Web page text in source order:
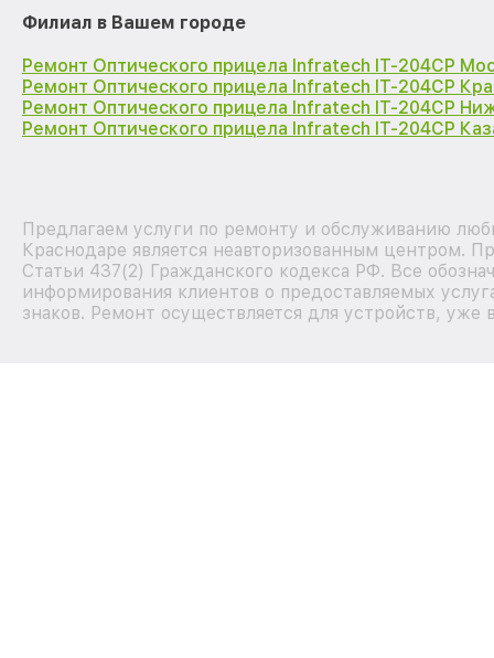
Филиал в Вашем городе
Ремонт Оптического прицела Infratech IT-204CP
Ремонт Оптического прицела Infratech IT-204CP
Ремонт Оптического прицела Infratech IT-204CP
Ремонт Оптического прицела Infratech IT-204CP
Предлагаем услуги по ремонту и обслуживанию
Краснодаре является неавторизованным центром.
Статьи 437(2) Гражданского кодекса РФ. Все
информирования клиентов о предоставляемых
знаков. Ремонт осуществляется для устройств,